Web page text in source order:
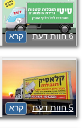
6 חוות דעת קרא
5 חוות דעת קרא